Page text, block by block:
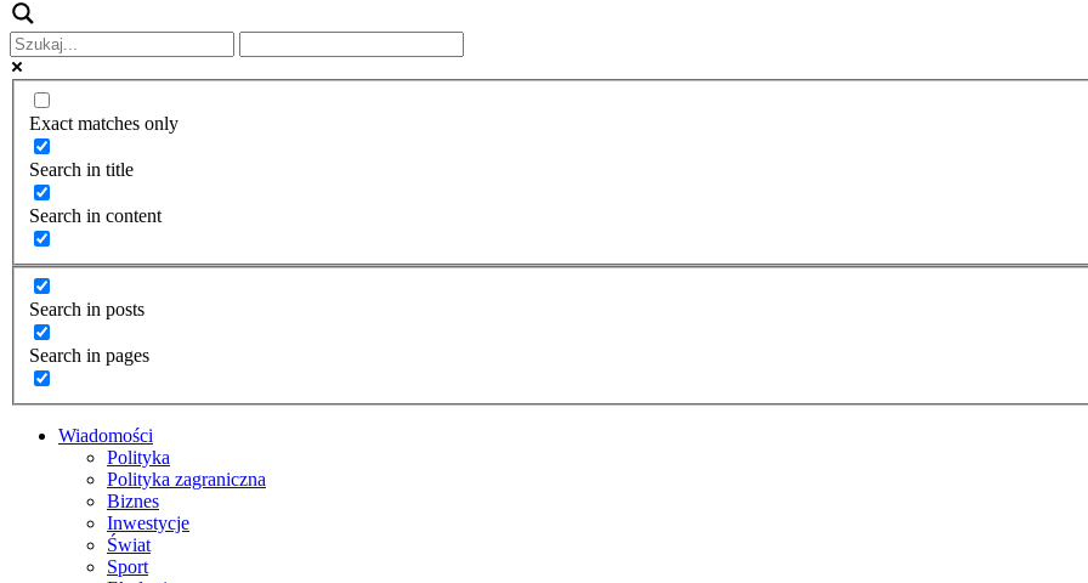
Exact matches only
Search in title
Search in content
Search in posts
Search in pages
Wiadomości
Polityka
Polityka zagraniczna
Biznes
Inwestycje
Świat
Sport